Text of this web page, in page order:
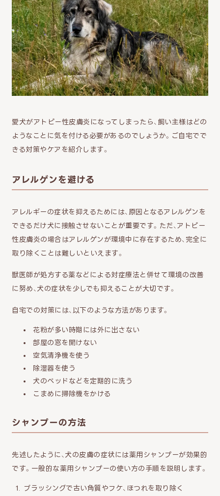
愛犬がアトピー性皮膚炎になってしまったら、飼い主様はどの
ようなことに気を付ける必要があるのでしょうか。ご自宅でで
きる対策やケアを紹介します。
アレルゲンを避ける
アレルギーの症状を抑えるためには、原因となるアレルゲンを
できるだけ犬に接触させないことが重要です。ただ、アトピー
性皮膚炎の場合はアレルゲンが環境中に存在するため、完全に
取り除くことは難しいといえます。
獣医師が処方する薬などによる対症療法と併せて環境の改善
に努め、犬の症状を少しでも抑えることが大切です。
自宅での対策には、以下のような方法があります。
花粉が多い時期には外に出さない
部屋の窓を開けない
空気清浄機を使う
除湿器を使う
犬のベッドなどを定期的に洗う
こまめに掃除機をかける
シャンプーの方法
先述したように、犬の皮膚の症状には薬用シャンプーが効果的
です。一般的な薬用シャンプーの使い方の手順を説明します。
ブラッシングで古い角質やフケ、ほつれを取り除く